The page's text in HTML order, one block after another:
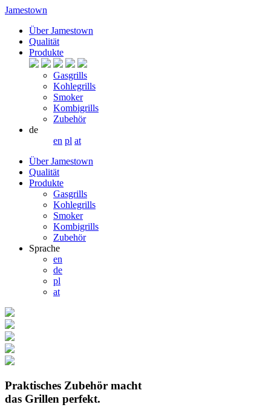
Jamestown
Über Jamestown
Qualität
Produkte
Gasgrills
Kohlegrills
Smoker
Kombigrills
Zubehör
de
en pl at
Über Jamestown
Qualität
Produkte
Gasgrills
Kohlegrills
Smoker
Kombigrills
Zubehör
Sprache
en
de
pl
at
Praktisches Zubehör macht
das Grillen perfekt.